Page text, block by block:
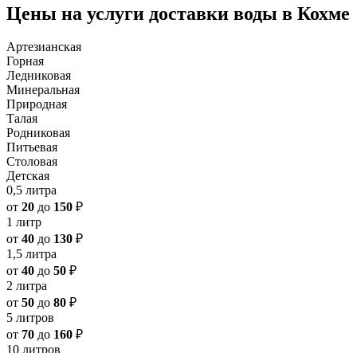
Цены на услуги доставки воды в Кохме
Артезианская
Горная
Ледниковая
Минеральная
Природная
Талая
Родниковая
Питьевая
Столовая
Детская
0,5 литра
от 20 до 150 ₽
1 литр
от 40 до 130 ₽
1,5 литра
от 40 до 50 ₽
2 литра
от 50 до 80 ₽
5 литров
от 70 до 160 ₽
10 литров